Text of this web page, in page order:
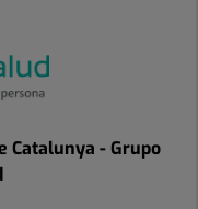
Catalunya - Grupo